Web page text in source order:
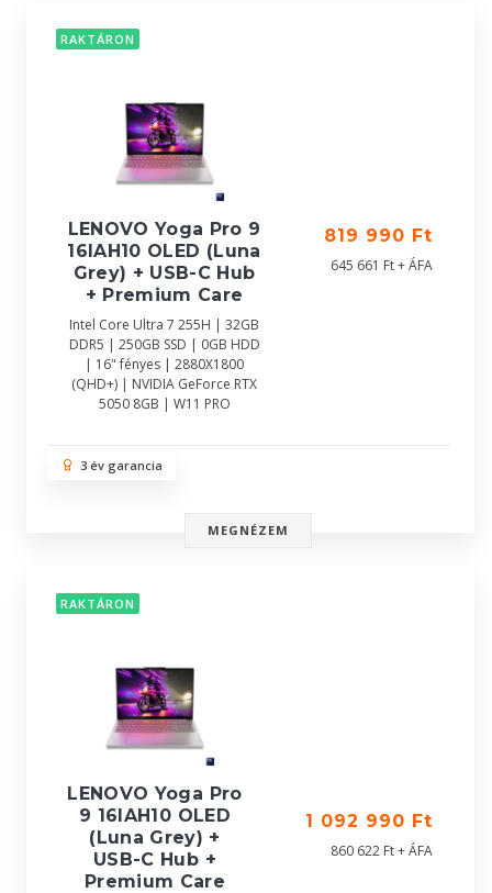
RAKTÁRON
LENOVO Yoga Pro 9
16IAH10 OLED (Luna
Grey) + USB-C Hub
+ Premium Care
Intel Core Ultra 7 255H | 32GB
DDR5 | 250GB SSD | 0GB HDD
| 16" fényes | 2880X1800
(QHD+) | NVIDIA GeForce RTX
5050 8GB | W11 PRO
819 990 Ft
645 661 Ft + ÁFA
3 év garancia
MEGNÉZEM
RAKTÁRON
LENOVO Yoga Pro
9 16IAH10 OLED
(Luna Grey) +
USB-C Hub +
Premium Care
1 092 990 Ft
860 622 Ft + ÁFA